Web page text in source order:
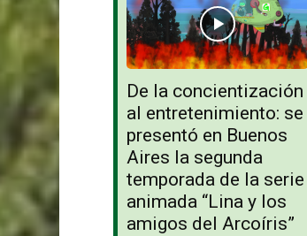
De la concientización
al entretenimiento: se
presentó en Buenos
Aires la segunda
temporada de la serie
animada “Lina y los
amigos del Arcoíris”